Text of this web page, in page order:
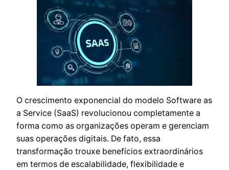
O crescimento exponencial do modelo Software as
a Service (SaaS) revolucionou completamente a
forma como as organizações operam e gerenciam
suas operações digitais. De fato, essa
transformação trouxe benefícios extraordinários
em termos de escalabilidade, flexibilidade e